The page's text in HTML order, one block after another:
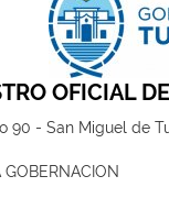
OFICIAL
90 - San Miguel de